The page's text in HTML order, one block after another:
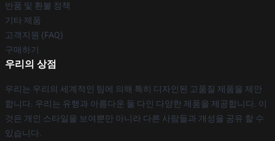
반품 및 환불 정책
기타 제품
고객지원 (FAQ)
구매하기
우리의 상점
우리는 우리의 세계적인 팀에 의해 특히 디자인된 고품질 제품을 제안
합니다. 우리는 유행과 아름다운 둘 다인 다양한 제품을 제공합니다. 이
것은 개인 스타일을 보여뿐만 아니라 다른 사람들과 개성을 공유 할 수
있습니다.